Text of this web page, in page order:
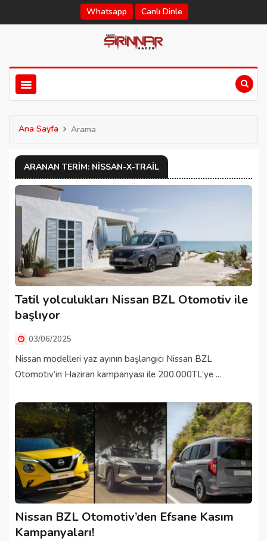
Whatsapp Canlı Dinle
Ana Sayfa Arama
ARANAN TERIM: NISSAN-X-TRAIL
Tatil yolculukları Nissan BZL Otomotiv ile
başlıyor
03/06/2025
Nissan modelleri yaz ayının başlangıcı Nissan BZL
Otomotiv’in Haziran kampanyası ile 200.000TL’ye ...
Nissan BZL Otomotiv’den Efsane Kasım
Kampanyaları!